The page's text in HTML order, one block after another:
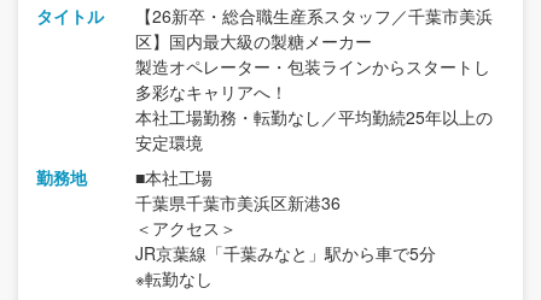
タイトル
【26新卒・総合職生産系スタッフ／千葉市美浜
区】国内最大級の製糖メーカー
製造オペレーター・包装ラインからスタートし
多彩なキャリアへ！
本社工場勤務・転勤なし／平均勤続25年以上の
安定環境
勤務地
■本社工場
千葉県千葉市美浜区新港36
＜アクセス＞
JR京葉線「千葉みなと」駅から車で5分
※転勤なし